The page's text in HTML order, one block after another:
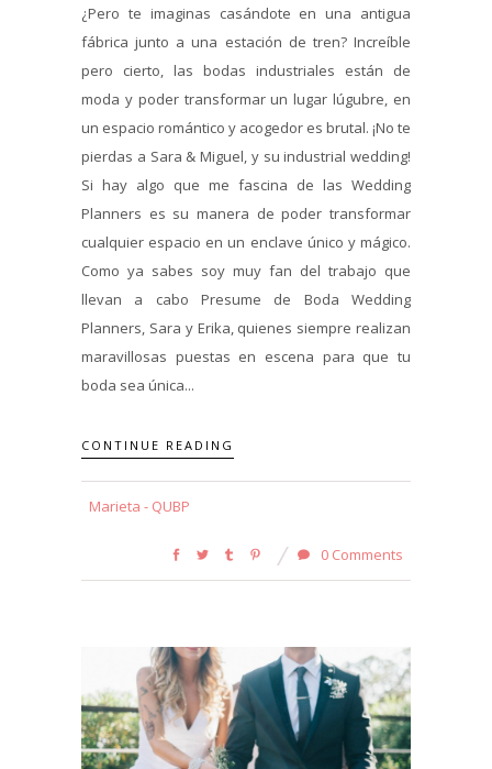
¿Pero te imaginas casándote en una antigua
fábrica junto a una estación de tren? Increíble
pero cierto, las bodas industriales están de
moda y poder transformar un lugar lúgubre, en
un espacio romántico y acogedor es brutal. ¡No te
pierdas a Sara & Miguel, y su industrial wedding!
Si hay algo que me fascina de las Wedding
Planners es su manera de poder transformar
cualquier espacio en un enclave único y mágico.
Como ya sabes soy muy fan del trabajo que
llevan a cabo Presume de Boda Wedding
Planners, Sara y Erika, quienes siempre realizan
maravillosas puestas en escena para que tu
boda sea única...
CONTINUE READING
Marieta - QUBP
0 Comments